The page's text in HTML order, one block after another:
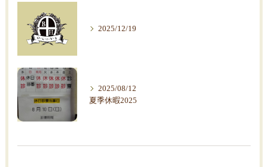
2025/12/19
2025/08/12
夏季休暇2025